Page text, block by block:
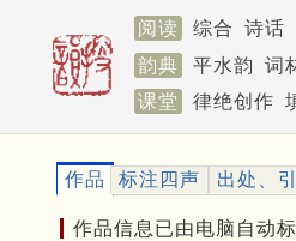
阅读 综合 诗话
韵典
平水韵 词
课堂
律绝创作
作品 标注四声 出处、
作品信息已由电脑自动